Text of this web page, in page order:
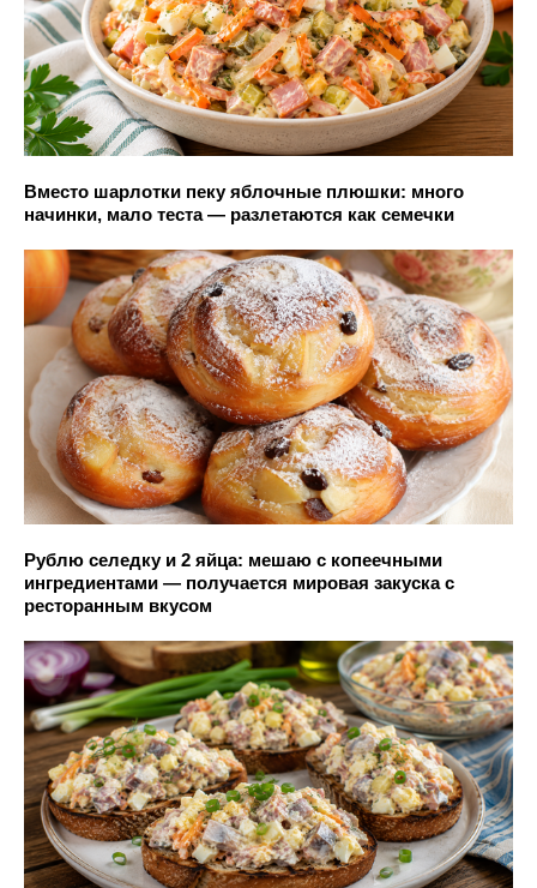
Вместо шарлотки пеку яблочные плюшки: много
начинки, мало теста — разлетаются как семечки
Рублю селедку и 2 яйца: мешаю с копеечными
ингредиентами — получается мировая закуска с
ресторанным вкусом